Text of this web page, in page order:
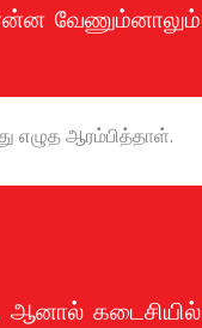
வேணும்னாலும்
எழுத ஆரம்பித்தாள்.
ஆனால் கடைசியில்